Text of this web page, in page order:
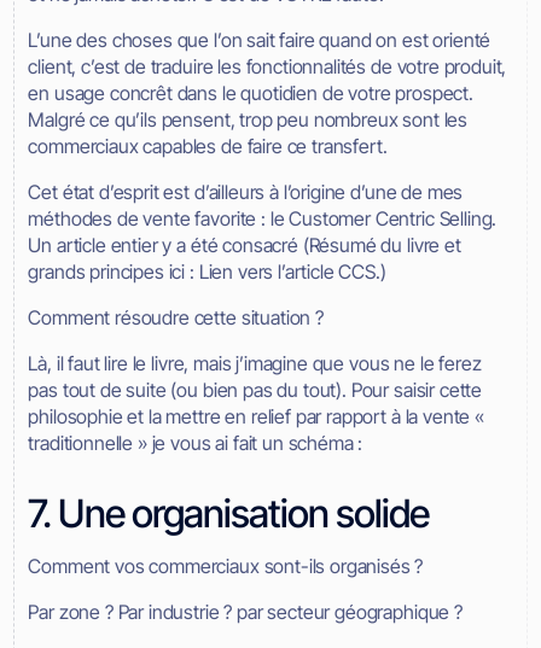
L’une des choses que l’on sait faire quand on est orienté
client, c’est de traduire les fonctionnalités de votre produit,
en usage concrêt dans le quotidien de votre prospect.
Malgré ce qu’ils pensent, trop peu nombreux sont les
commerciaux capables de faire ce transfert.
Cet état d’esprit est d’ailleurs à l’origine d’une de mes
méthodes de vente favorite : le Customer Centric Selling.
Un article entier y a été consacré (Résumé du livre et
grands principes ici : Lien vers l’article CCS.)
Comment résoudre cette situation ?
Là, il faut lire le livre, mais j’imagine que vous ne le ferez
pas tout de suite (ou bien pas du tout). Pour saisir cette
philosophie et la mettre en relief par rapport à la vente «
traditionnelle » je vous ai fait un schéma :
7. Une organisation solide
Comment vos commerciaux sont-ils organisés ?
Par zone ? Par industrie ? par secteur géographique ?